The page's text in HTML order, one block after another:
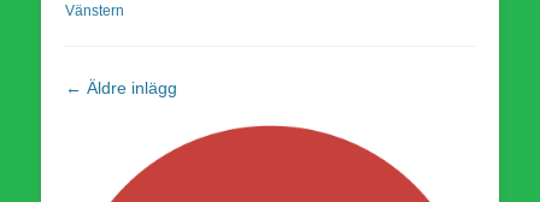
Vänstern
Inläggsnavigering
← Äldre inlägg